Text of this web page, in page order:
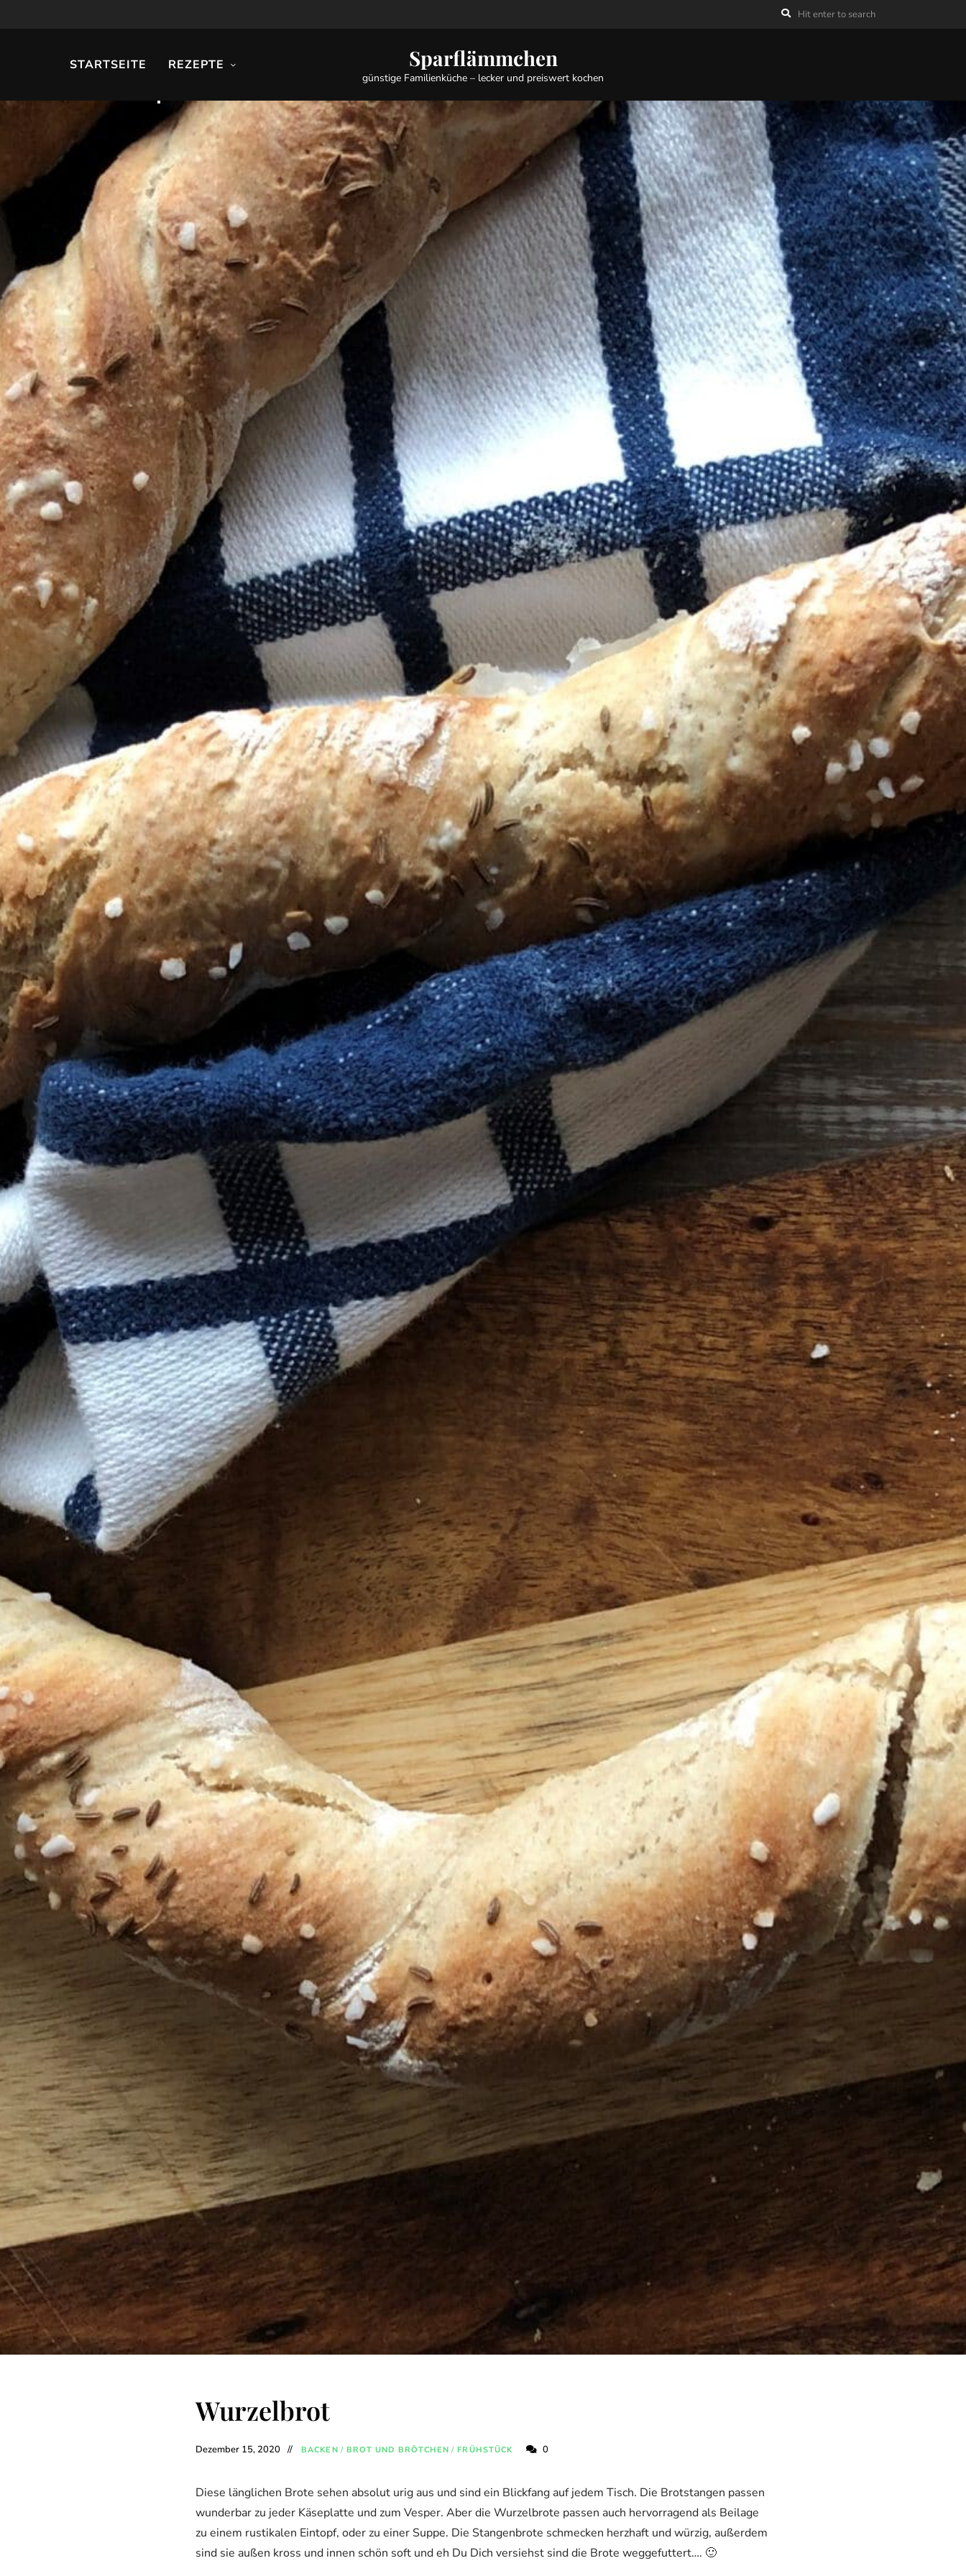
Sparflämmchen
günstige Familienküche – lecker und preiswert kochen
STARTSEITE REZEPTE
Wurzelbrot
Dezember 15, 2020 BACKEN / BROT UND BRÖTCHEN / FRÜHSTÜCK 0
Diese länglichen Brote sehen absolut urig aus und sind ein Blickfang auf jedem Tisch. Die Brotstangen passen
wunderbar zu jeder Käseplatte und zum Vesper. Aber die Wurzelbrote passen auch hervorragend als Beilage
zu einem rustikalen Eintopf, oder zu einer Suppe. Die Stangenbrote schmecken herzhaft und würzig, außerdem
sind sie außen kross und innen schön soft und eh Du Dich versiehst sind die Brote weggefuttert…. 🙂